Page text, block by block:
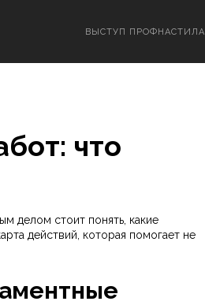
ВЫСТУП ПРОФНАСТИЛА
что
делом стоит понять, какие
действий, которая помогает не